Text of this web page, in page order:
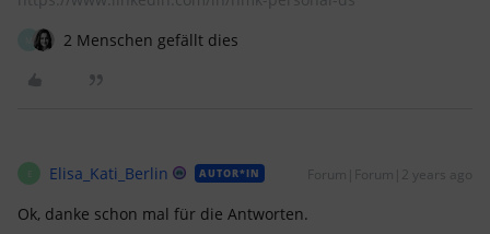
2 Menschen gefällt dies
Elisa_Kati_Berlin AUTOR*IN Forum|Forum|2 years ago
Ok, danke schon mal für die Antworten.